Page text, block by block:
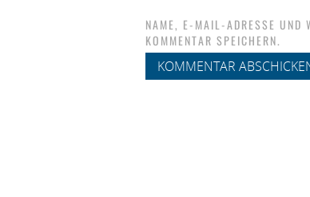
NAME, E-MAIL-ADRESSE UND
KOMMENTAR SPEICHERN.